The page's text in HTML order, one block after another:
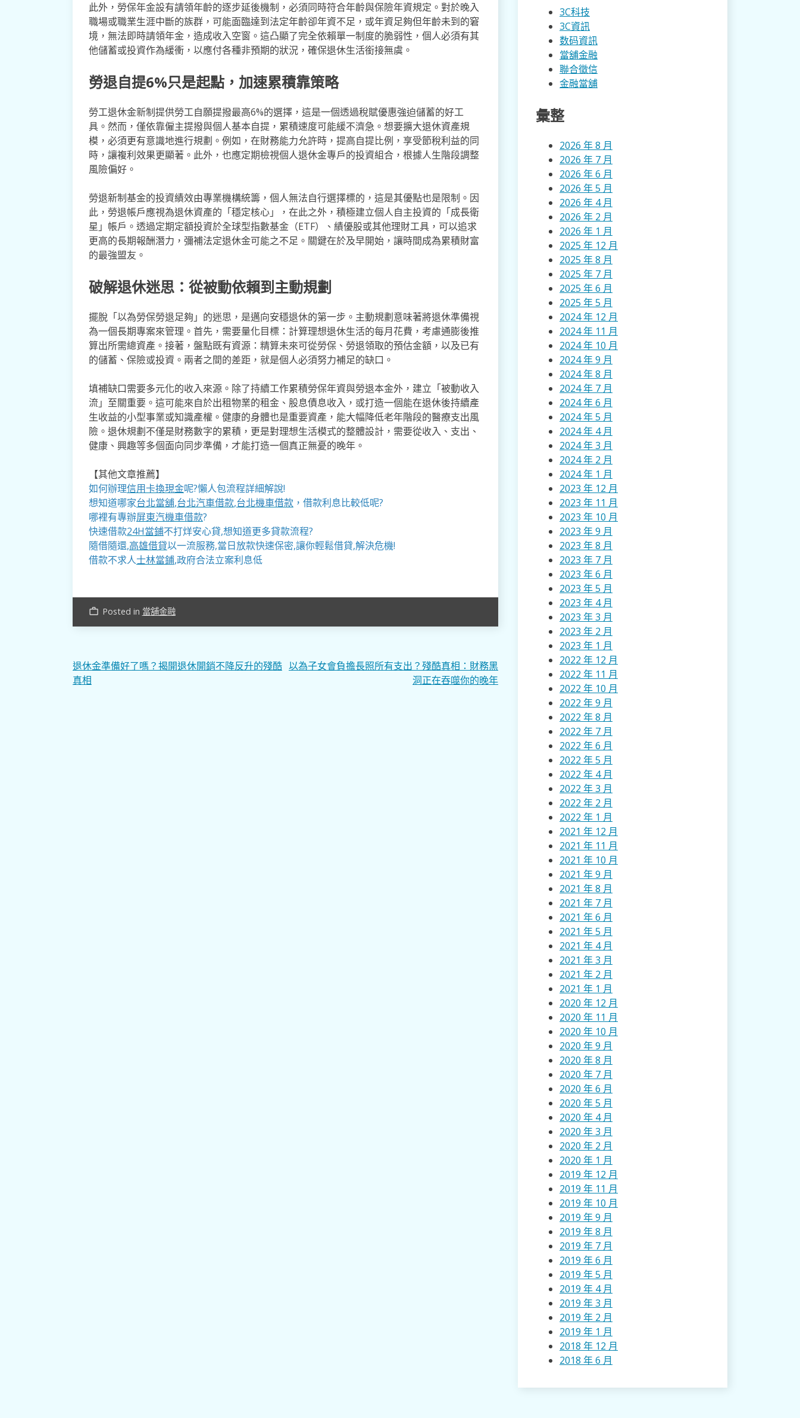
此外，勞保年金設有請領年齡的逐步延後機制，必須同時符合年齡與保險年資規定。對於晚入
職場或職業生涯中斷的族群，可能面臨達到法定年齡卻年資不足，或年資足夠但年齡未到的窘
境，無法即時請領年金，造成收入空窗。這凸顯了完全依賴單一制度的脆弱性，個人必須有其
他儲蓄或投資作為緩衝，以應付各種非預期的狀況，確保退休生活銜接無虞。
勞退自提6%只是起點，加速累積靠策略
勞工退休金新制提供勞工自願提撥最高6%的選擇，這是一個透過稅賦優惠強迫儲蓄的好工
具。然而，僅依靠僱主提撥與個人基本自提，累積速度可能緩不濟急。想要擴大退休資產規
模，必須更有意識地進行規劃。例如，在財務能力允許時，提高自提比例，享受節稅利益的同
時，讓複利效果更顯著。此外，也應定期檢視個人退休金專戶的投資組合，根據人生階段調整
風險偏好。
勞退新制基金的投資績效由專業機構統籌，個人無法自行選擇標的，這是其優點也是限制。因
此，勞退帳戶應視為退休資產的「穩定核心」，在此之外，積極建立個人自主投資的「成長衛
星」帳戶。透過定期定額投資於全球型指數基金（ETF）、績優股或其他理財工具，可以追求
更高的長期報酬潛力，彌補法定退休金可能之不足。關鍵在於及早開始，讓時間成為累積財富
的最強盟友。
破解退休迷思：從被動依賴到主動規劃
擺脫「以為勞保勞退足夠」的迷思，是邁向安穩退休的第一步。主動規劃意味著將退休準備視
為一個長期專案來管理。首先，需要量化目標：計算理想退休生活的每月花費，考慮通膨後推
算出所需總資產。接著，盤點既有資源：精算未來可從勞保、勞退領取的預估金額，以及已有
的儲蓄、保險或投資。兩者之間的差距，就是個人必須努力補足的缺口。
填補缺口需要多元化的收入來源。除了持續工作累積勞保年資與勞退本金外，建立「被動收入
流」至關重要。這可能來自於出租物業的租金、股息債息收入，或打造一個能在退休後持續產
生收益的小型事業或知識產權。健康的身體也是重要資產，能大幅降低老年階段的醫療支出風
險。退休規劃不僅是財務數字的累積，更是對理想生活模式的整體設計，需要從收入、支出、
健康、興趣等多個面向同步準備，才能打造一個真正無憂的晚年。
【其他文章推薦】
如何辦理信用卡換現金呢?懶人包流程詳細解說!
想知道哪家台北當舖,台北汽車借款,台北機車借款，借款利息比較低呢?
哪裡有專辦屏東汽機車借款?
快速借款24H當鋪不打烊安心貸,想知道更多貸款流程?
隨借隨還,高雄借貸以一流服務,當日放款快速保密,讓你輕鬆借貸,解決危機!
借款不求人士林當鋪,政府合法立案利息低
work_outline Posted in 當舖金融
文
章
退休金準備好了嗎？揭開退休開銷不降反升的殘酷
真相
以為子女會負擔長照所有支出？殘酷真相：財務黑
洞正在吞噬你的晚年
3C科技
3C資訊
数码資訊
當舖金融
聯合徵信
金融當舖
彙整
2026 年 8 月
2026 年 7 月
2026 年 6 月
2026 年 5 月
2026 年 4 月
2026 年 2 月
2026 年 1 月
2025 年 12 月
2025 年 8 月
2025 年 7 月
2025 年 6 月
2025 年 5 月
2024 年 12 月
2024 年 11 月
2024 年 10 月
2024 年 9 月
2024 年 8 月
2024 年 7 月
2024 年 6 月
2024 年 5 月
2024 年 4 月
2024 年 3 月
2024 年 2 月
2024 年 1 月
2023 年 12 月
2023 年 11 月
2023 年 10 月
2023 年 9 月
2023 年 8 月
2023 年 7 月
2023 年 6 月
2023 年 5 月
2023 年 4 月
2023 年 3 月
2023 年 2 月
2023 年 1 月
2022 年 12 月
2022 年 11 月
2022 年 10 月
2022 年 9 月
2022 年 8 月
2022 年 7 月
2022 年 6 月
2022 年 5 月
2022 年 4 月
2022 年 3 月
2022 年 2 月
2022 年 1 月
2021 年 12 月
2021 年 11 月
2021 年 10 月
2021 年 9 月
2021 年 8 月
2021 年 7 月
2021 年 6 月
2021 年 5 月
2021 年 4 月
2021 年 3 月
2021 年 2 月
2021 年 1 月
2020 年 12 月
2020 年 11 月
2020 年 10 月
2020 年 9 月
2020 年 8 月
2020 年 7 月
2020 年 6 月
2020 年 5 月
2020 年 4 月
2020 年 3 月
2020 年 2 月
2020 年 1 月
2019 年 12 月
2019 年 11 月
2019 年 10 月
2019 年 9 月
2019 年 8 月
2019 年 7 月
2019 年 6 月
2019 年 5 月
2019 年 4 月
2019 年 3 月
2019 年 2 月
2019 年 1 月
2018 年 12 月
2018 年 6 月